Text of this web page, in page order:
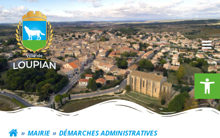
Aller
au
contenu
Commune de
MAIRIE
DÉMARCHES ADMINISTRATIVES